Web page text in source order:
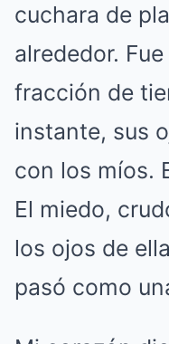
cuchara de
alrededor.
fracción de
instante, sus
con los míos.
El miedo,
los ojos de
pasó como